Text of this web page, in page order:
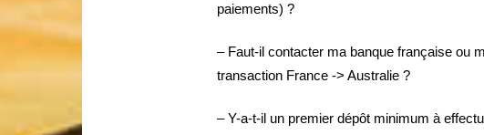
paiements) ?
– Faut-il contacter ma banque française ou
transaction France -> Australie ?
– Y-a-t-il un premier dépôt minimum à